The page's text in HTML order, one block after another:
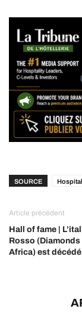
SOURCE
Article précédent
Hall of fame |
Rosso (Diamonds
Africa) est